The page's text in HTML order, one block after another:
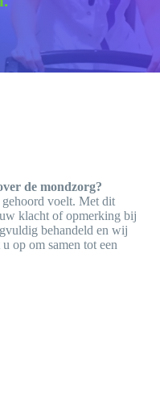
de mondzorg?
voelt. Met dit
klacht of opmerking bij
behandeld en wij
op om samen tot een